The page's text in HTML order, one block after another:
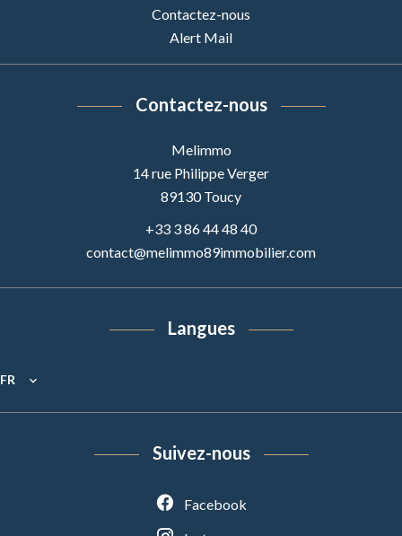
Contactez-nous
Alert Mail
Contactez-nous
Melimmo
14 rue Philippe Verger
89130Toucy
+33 3 86 44 48 40
contact@melimmo89immobilier.com
Langues
FR
Suivez-nous
Facebook